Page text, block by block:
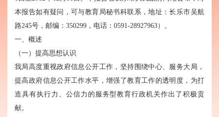
本报告如有疑问，可与教育局秘书科联系，地址：长乐市吴航
路245号，邮编：350299，电话：0591-28927963）。
一、概述
（一）提高思想认识
我局高度重视政府信息公开工作，坚持围绕中心、服务大局，
提高政府信息公开工作水平，增强了教育工作的透明度，为打
造具有执行力、公信力的服务型教育行政机关作出了积极贡
献。